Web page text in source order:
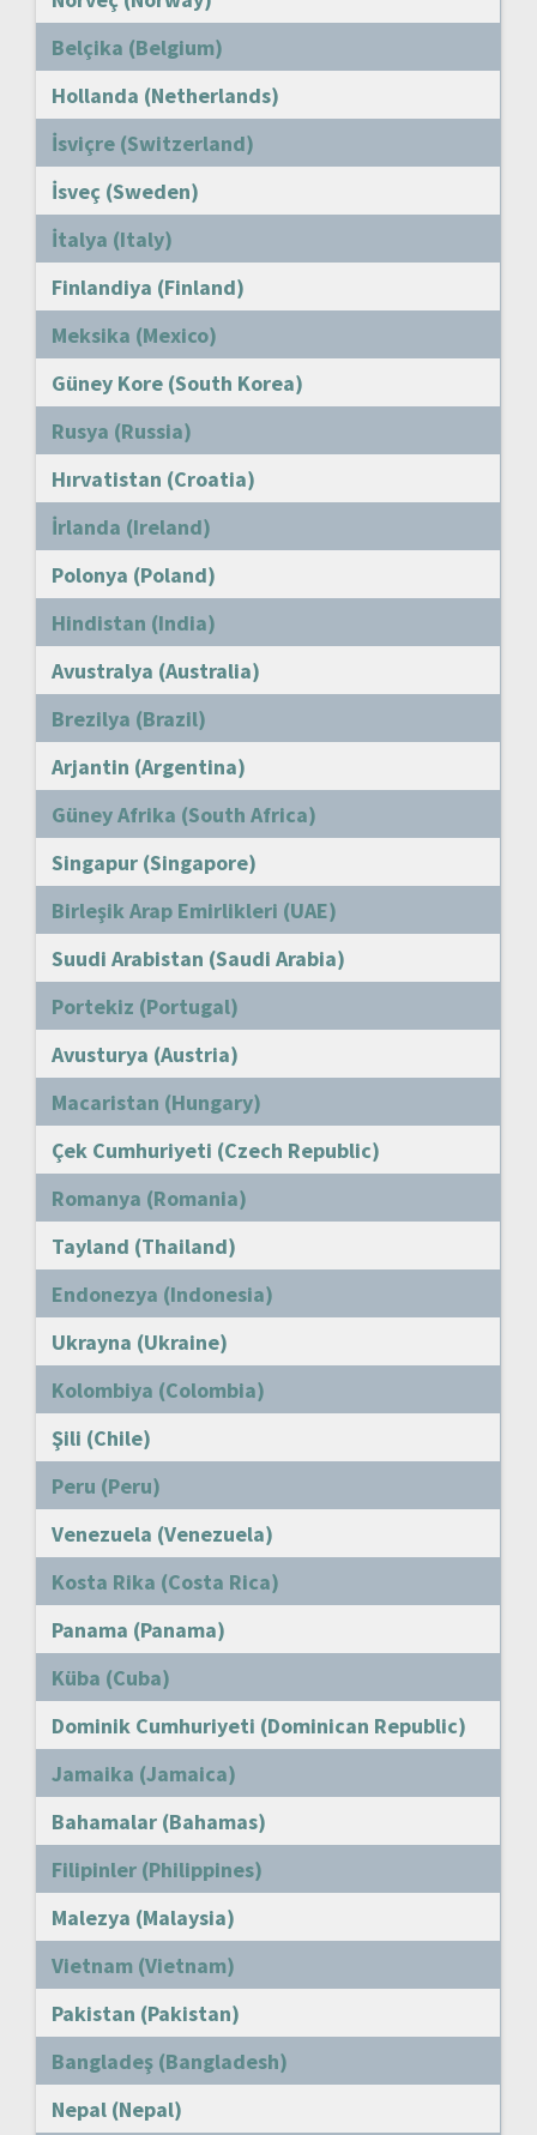
Belçika (Belgium)
Hollanda (Netherlands)
İsviçre (Switzerland)
İsveç (Sweden)
İtalya (Italy)
Finlandiya (Finland)
Meksika (Mexico)
Güney Kore (South Korea)
Rusya (Russia)
Hırvatistan (Croatia)
İrlanda (Ireland)
Polonya (Poland)
Hindistan (India)
Avustralya (Australia)
Brezilya (Brazil)
Arjantin (Argentina)
Güney Afrika (South Africa)
Singapur (Singapore)
Birleşik Arap Emirlikleri (UAE)
Suudi Arabistan (Saudi Arabia)
Portekiz (Portugal)
Avusturya (Austria)
Macaristan (Hungary)
Çek Cumhuriyeti (Czech Republic)
Romanya (Romania)
Tayland (Thailand)
Endonezya (Indonesia)
Ukrayna (Ukraine)
Kolombiya (Colombia)
Şili (Chile)
Peru (Peru)
Venezuela (Venezuela)
Kosta Rika (Costa Rica)
Panama (Panama)
Küba (Cuba)
Dominik Cumhuriyeti (Dominican Republic)
Jamaika (Jamaica)
Bahamalar (Bahamas)
Filipinler (Philippines)
Malezya (Malaysia)
Vietnam (Vietnam)
Pakistan (Pakistan)
Bangladeş (Bangladesh)
Nepal (Nepal)